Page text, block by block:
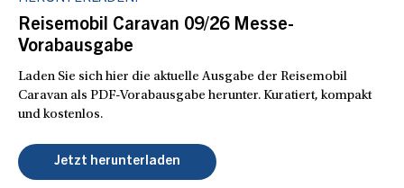
Reisemobil Caravan 09/26 Messe-
Vorabausgabe
Laden Sie sich hier die aktuelle Ausgabe der Reisemobil
Caravan als PDF-Vorabausgabe herunter. Kuratiert, kompakt
und kostenlos.
Jetzt herunterladen